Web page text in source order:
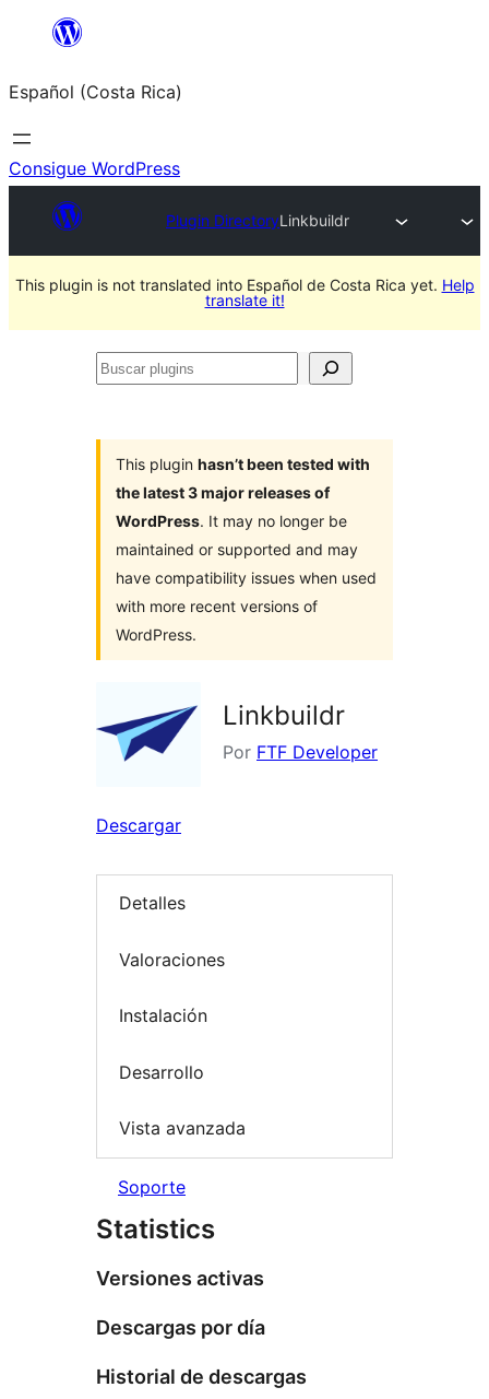
Saltar
contenido
Español (Costa Rica)
Consigue WordPress
Plugin DirectoryLinkbuildr
This plugin is not translated into Español de Costa Rica yet. Help
translate it!
Buscar
This plugin hasn’t been tested with
the latest 3 major releases of
WordPress. It may no longer be
maintained or supported and may
have compatibility issues when used
with more recent versions of
WordPress.
Linkbuildr
Por FTF Developer
Descargar
Detalles
Valoraciones
Instalación
Desarrollo
Vista avanzada
Soporte
Statistics
Versiones activas
Descargas por día
Historial de descargas